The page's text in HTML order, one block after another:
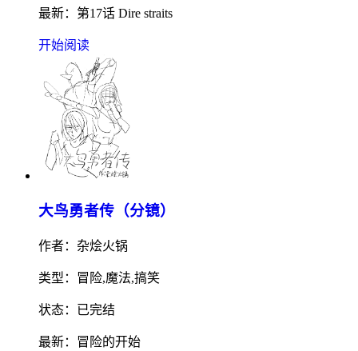
最新：第17话 Dire straits
开始阅读
大鸟勇者传（分镜）
作者：杂烩火锅
类型：冒险,魔法,搞笑
状态：已完结
最新：冒险的开始